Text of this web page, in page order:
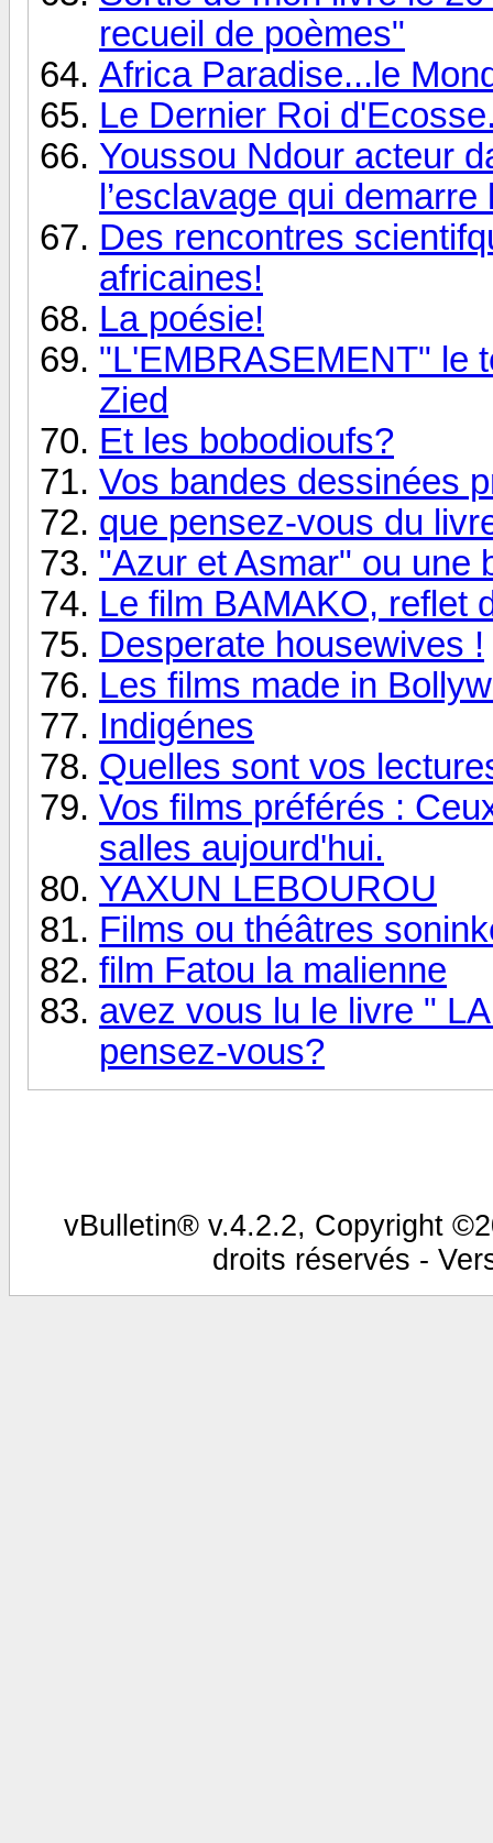
recueil de poèmes"
Africa Paradise...le
Le Dernier Roi
Youssou Ndour acteur
l’esclavage qui demarre
Des rencontres
africaines!
La poésie!
"L'EMBRASEMENT" le
Zied
Et les bobodioufs?
Vos bandes dessinées
que pensez-vous du
"Azur et Asmar" ou une
Le film BAMAKO, reflet
Desperate housewives !
Les films made in
Indigénes
Quelles sont vos
Vos films préférés :
salles aujourd'hui.
YAXUN LEBOUROU
Films ou théâtres
film Fatou la malienne
avez vous lu le livre "
pensez-vous?
vBulletin® v.4.2.2, Copyright
droits réservés -